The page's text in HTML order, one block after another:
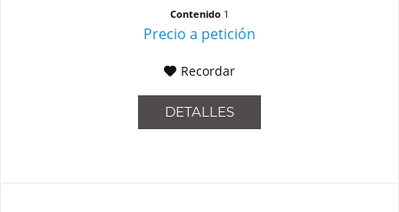
Contenido 1
Precio a petición
Recordar
DETALLES